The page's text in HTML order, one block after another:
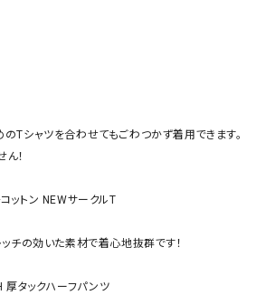
Tシャツを合わせてもごわつかず着用できます。
！
ットン NEWサークルT
ッチの効いた素材で着心地抜群です！
タックハーフパンツ